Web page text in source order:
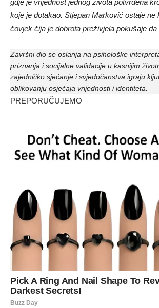
gdje je vrijednost jednog života potvrđena
koje je dotakao. Stjepan Marković ostaje
čovjek čija je dobrota preživjela pokušaje da
Završni dio se oslanja na psihološke
priznanja i socijalne validacije u kasnijim
zajedničko sjećanje i svjedočanstva igraju
oblikovanju osjećaja vrijednosti i identiteta.